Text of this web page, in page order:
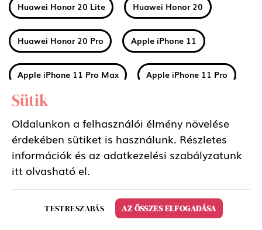
Huawei Honor 20 Lite Huawei Honor 20
Huawei Honor 20 Pro Apple iPhone 11
Apple iPhone 11 Pro Max Apple iPhone 11 Pro
Huawei Mate 30
Nokia 2 2019 (2.2) Nokia 3 2019 (3.2)
Nokia 4 2019 (4.2)
Samsung Galaxy Tab S6 10.5 LTE
Sütik
Oldalunkon a felhasználói élmény növelése
érdekében sütiket is használunk. Részletes
információk és az adatkezelési szabályzatunk
itt olvasható el.
TESTRESZABÁS AZ ÖSSZES ELFOGADÁSA